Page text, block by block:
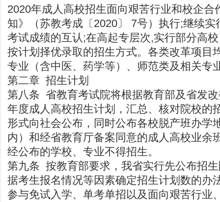
2020年成人高校招生面向艰苦行业和校企合
知》（苏教考成〔2020〕 7号）执行;继续
考试成绩的互认;在高起专层次,实行部分高
按计划择优录取的招生方式。各类改革项目
专业（含中医、药学等）、师范类及相关专
第二章 招生计划
第八条 省教育考试院将根据教育部及省发
年度成人高校招生计划，汇总、核对院校的
形式向社会公布，同时公布各校脱产班办学
内）和经省教育厅备案同意的成人高校业余
经公布的学校、专业不得招生。
第九条 按教育部要求，我省实行先公布招
据考生报名情况等因素确定招生计划数的办
参与免试入学、单考单招以及面向艰苦行业